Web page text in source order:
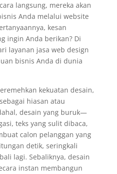
langsung, mereka akan
Anda melalui website
kesan
ingin Anda berikan? Di
layanan jasa web design
bisnis Anda di dunia
kekuatan desain,
hiasan atau
desain yang buruk—
teks yang sulit dibaca,
calon pelanggan yang
detik, seringkali
lagi. Sebaliknya, desain
instan membangun